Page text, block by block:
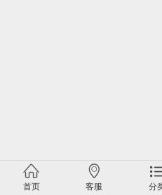
首页 客服 分